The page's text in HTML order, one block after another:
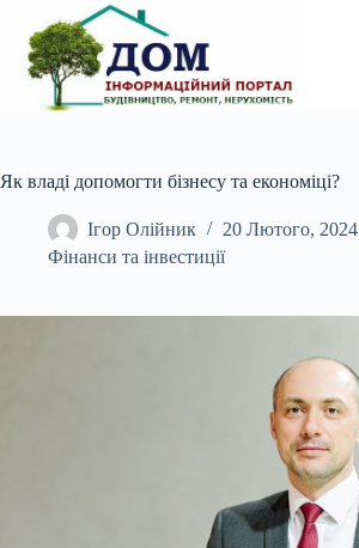
вмісту
Як владі допомогти бізнесу та економіці?
Ігор Олійник
20 Лютого, 2024
Фінанси та інвестиції